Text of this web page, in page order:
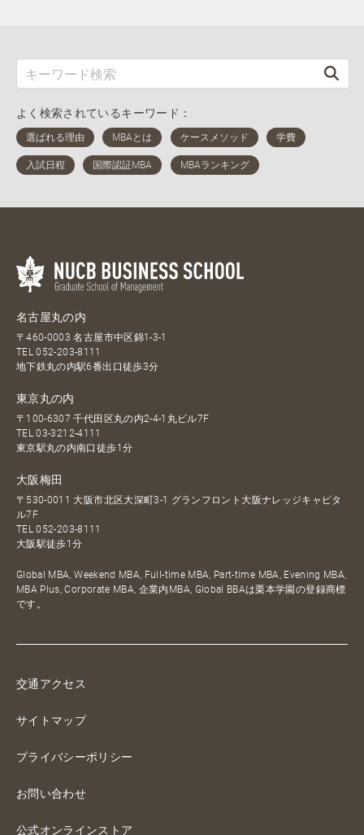
よく検索されているキーワード：
名古屋丸の内
〒460-0003 名古屋市中区錦1-3-1
TEL052-203-8111
地下鉄丸の内駅6番出口徒歩3分
東京丸の内
〒100-6307 千代田区丸の内2-4-1丸ビル7F
TEL03-3212-4111
東京駅丸の内南口徒歩1分
大阪梅田
〒530-0011 大阪市北区大深町3-1 グランフロント大阪ナレッジキャピタ
ル7F
TEL052-203-8111
大阪駅徒歩1分
Global MBA, Weekend MBA, Full-time MBA, Part-time MBA, Evening MBA,
MBA Plus, Corporate MBA, 企業内MBA, Global BBAは栗本学園の登録商標
です。
交通アクセス
サイトマップ
プライバシーポリシー
お問い合わせ
公式オンラインストア